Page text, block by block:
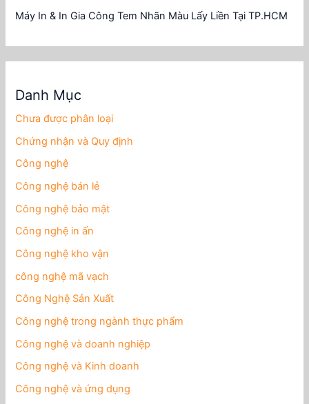
Máy In & In Gia Công Tem Nhãn Màu Lấy Liền Tại TP.HCM
Danh Mục
Chưa được phân loại
Chứng nhận và Quy định
Công nghệ
Công nghệ bán lẻ
Công nghệ bảo mật
Công nghệ in ấn
Công nghệ kho vận
công nghệ mã vạch
Công Nghệ Sản Xuất
Công nghệ trong ngành thực phẩm
Công nghệ và doanh nghiệp
Công nghệ và Kinh doanh
Công nghệ và ứng dụng